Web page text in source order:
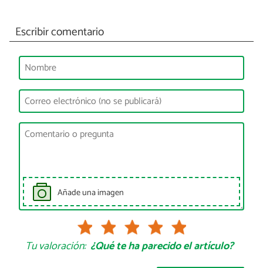
Escribir comentario
Añade una imagen
Tu valoración: ¿Qué te ha parecido el artículo?